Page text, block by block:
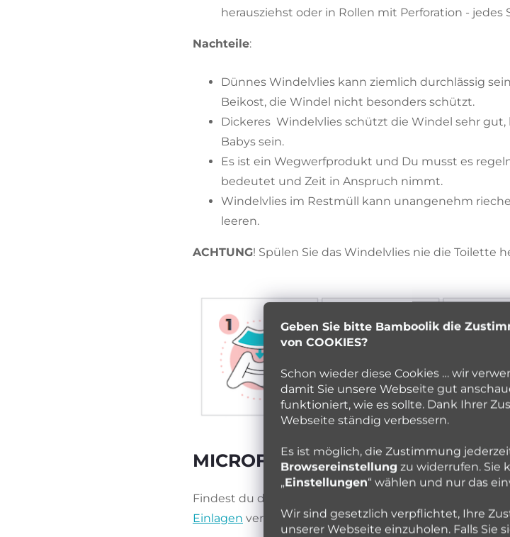
Geben Sie bitte Bamboolik die
von COOKIES?
Schon wieder diese Cookies … wir
damit Sie unsere Webseite gut
funktioniert, wie es sollte. Dank Ihrer
Webseite ständig verbessern.
Es ist möglich, die Zustimmung
Browsereinstellung zu widerrufen. Sie
„Einstellungen“ wählen und nur das
Wir sind gesetzlich verpflichtet, Ihre
unserer Webseite einzuholen. Falls Sie
herausziehst oder in Rollen mit Perforation -
Nachteile:
Dünnes Windelvlies kann ziemlich durchlässig
Beikost, die Windel nicht besonders schützt.
Dickeres Windelvlies schützt die Windel sehr
Babys sein.
Es ist ein Wegwerfprodukt und Du musst es
bedeutet und Zeit in Anspruch nimmt.
Windelvlies im Restmüll kann unangenehm
leeren.
ACHTUNG! Spülen Sie das Windelvlies nie die Toilette
MICROFLEECE EINLAGEN
Findest du das Windelvlies nicht interessant für dich?
Einlagen versuchen. Sie sind aus Polyesterfleece